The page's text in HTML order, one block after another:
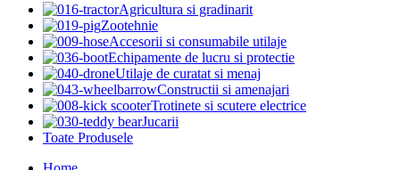
Agricultura si gradinarit
Zootehnie
Accesorii si consumabile utilaje
Echipamente de lucru si protectie
Utilaje de curatat si menaj
Constructii si amenajari
Trotinete si scutere electrice
Jucarii
Toate Produsele